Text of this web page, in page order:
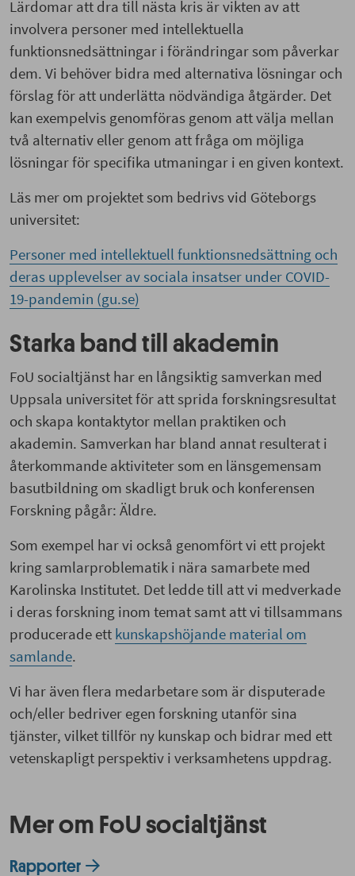
Lärdomar att dra till nästa kris är vikten av att
involvera personer med intellektuella
funktionsnedsättningar i förändringar som påverkar
dem. Vi behöver bidra med alternativa lösningar och
förslag för att underlätta nödvändiga åtgärder. Det
kan exempelvis genomföras genom att välja mellan
två alternativ eller genom att fråga om möjliga
lösningar för specifika utmaningar i en given kontext.
Läs mer om projektet som bedrivs vid Göteborgs
universitet:
Personer med intellektuell funktionsnedsättning och
deras upplevelser av sociala insatser under COVID-
19-pandemin (gu.se)
Starka band till akademin
FoU socialtjänst har en långsiktig samverkan med
Uppsala universitet för att sprida forskningsresultat
och skapa kontaktytor mellan praktiken och
akademin. Samverkan har bland annat resulterat i
återkommande aktiviteter som en länsgemensam
basutbildning om skadligt bruk och konferensen
Forskning pågår: Äldre.
Som exempel har vi också genomfört vi ett projekt
kring samlarproblematik i nära samarbete med
Karolinska Institutet. Det ledde till att vi medverkade
i deras forskning inom temat samt att vi tillsammans
producerade ett kunskapshöjande material om
samlande.
Vi har även flera medarbetare som är disputerade
och/eller bedriver egen forskning utanför sina
tjänster, vilket tillför ny kunskap och bidrar med ett
vetenskapligt perspektiv i verksamhetens uppdrag.
Mer om FoU socialtjänst
Rapporter